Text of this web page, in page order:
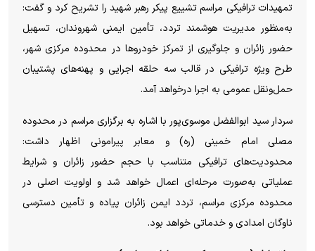
تمهیدات ترافیکی مراسم تشییع پیکر رهبر شهید را تشریح کرد و گفت:
به‌منظور مدیریت هوشمند تردد، تأمین ایمنی شهروندان، تسهیل
حضور زائران و جلوگیری از تمرکز خودرو‌ها در محدوده مرکزی شهر،
طرح ویژه ترافیکی در قالب سه حلقه اجرایی و پهنه‌های پشتیبان
حمل‌ونقل عمومی به اجرا درخواهد آمد.
سردار سید ابوالفضل موسوی‌پور با اشاره به برگزاری مراسم در محدوده
مصلی امام خمینی (ره) و معابر پیرامونی اظهار داشت:
محدودیت‌های ترافیکی متناسب با حجم حضور زائران و شرایط
عملیاتی به‌صورت مرحله‌ای اعمال خواهد شد و اولویت اصلی در
محدوده مرکزی مراسم، تردد ایمن زائران پیاده و تأمین دسترسی
ناوگان امدادی و خدماتی خواهد بود.